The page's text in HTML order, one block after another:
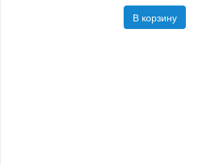
В корзину